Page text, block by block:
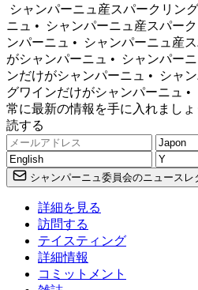
シャンパーニュ産スパークリン
ニュ •
シャンパーニュ産スパー
ンパーニュ •
シャンパーニュ産
がシャンパーニュ •
シャンパー
ンだけがシャンパーニュ •
シャ
グワインだけがシャンパーニュ •
常に最新の情報を手に入れまし
読する
シャンパーニュ委員会のニュースレ
詳細を見る
訪問する
テイスティング
詳細情報
コミットメント